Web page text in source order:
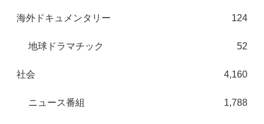
海外ドキュメンタリー 124
地球ドラマチック 52
社会 4,160
ニュース番組 1,788